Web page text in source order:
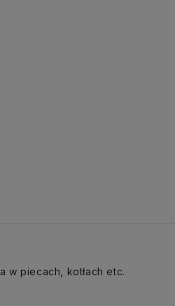
w piecach, kotłach etc.